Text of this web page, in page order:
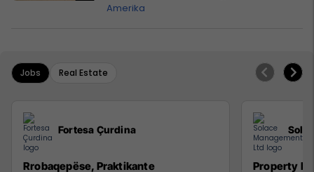
Amerika
Jobs Real Estate
Fortesa Çurdina
Rrobaqepëse, Praktikante Property